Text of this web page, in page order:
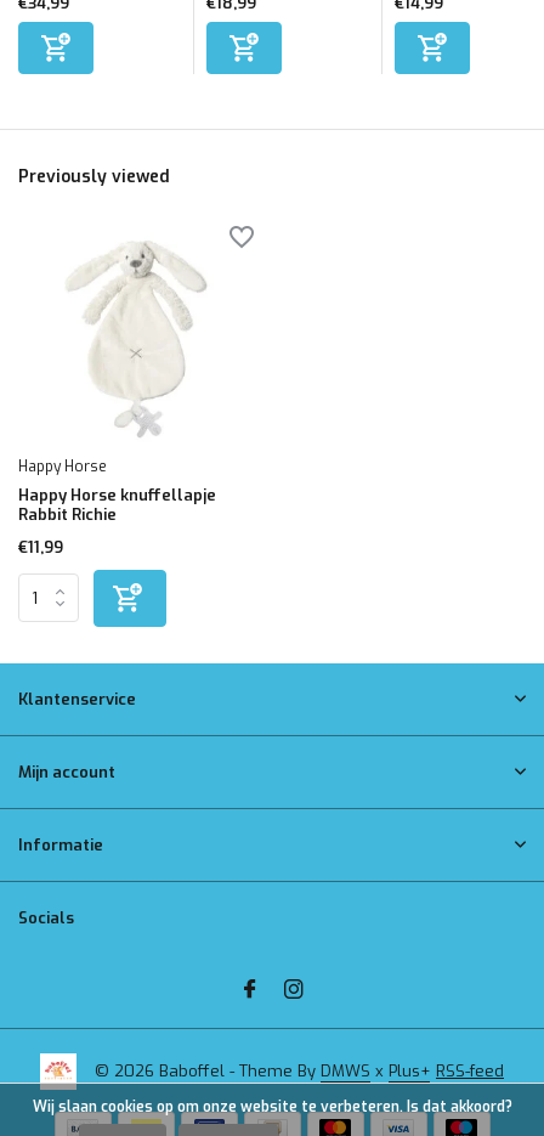
Previously viewed
Happy Horse
Happy Horse knuffellapje
Rabbit Richie
€11,99
Klantenservice
Mijn account
Informatie
Socials
© 2026 Baboffel - Theme By DMWS x Plus+ RSS-feed
Wij slaan cookies op om onze website te verbeteren. Is dat akkoord?